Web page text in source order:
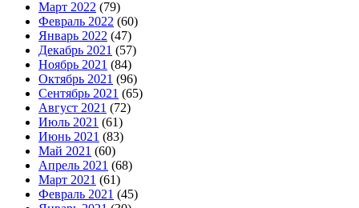
Март 2022 (79)
Февраль 2022 (60)
Январь 2022 (47)
Декабрь 2021 (57)
Ноябрь 2021 (84)
Октябрь 2021 (96)
Сентябрь 2021 (65)
Август 2021 (72)
Июль 2021 (61)
Июнь 2021 (83)
Май 2021 (60)
Апрель 2021 (68)
Март 2021 (61)
Февраль 2021 (45)